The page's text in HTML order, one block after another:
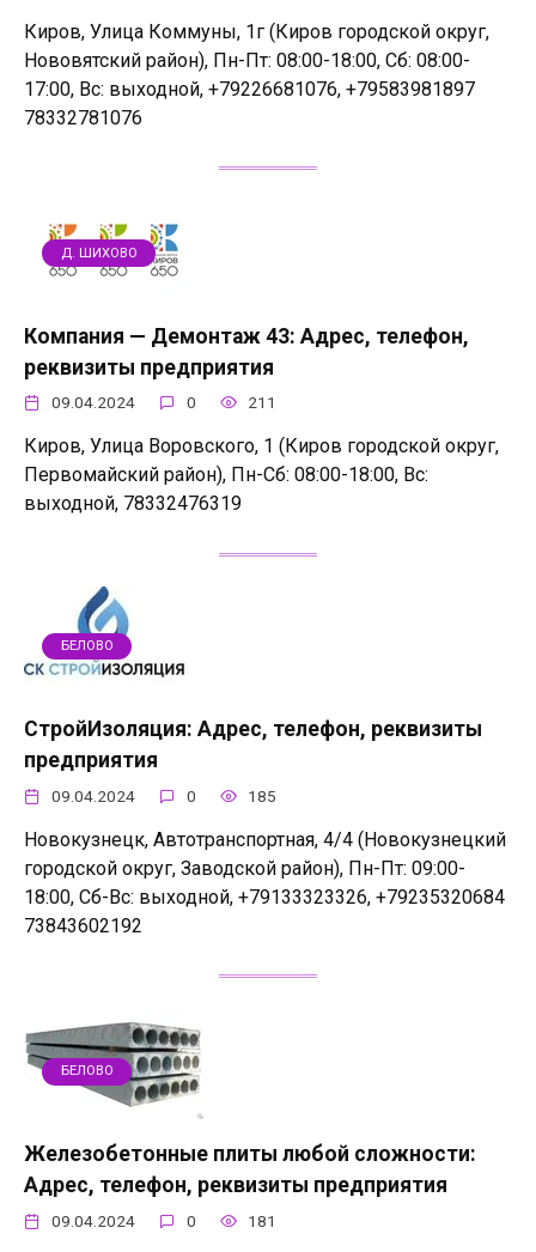
Киров, Улица Коммуны, 1г (Киров городской округ,
Нововятский район), Пн-Пт: 08:00-18:00, Сб: 08:00-
17:00, Вс: выходной, +79226681076, +79583981897
78332781076
Д. ШИХОВО
Компания — Демонтаж 43: Адрес, телефон,
реквизиты предприятия
09.04.2024 0 211
Киров, Улица Воровского, 1 (Киров городской округ,
Первомайский район), Пн-Сб: 08:00-18:00, Вс:
выходной, 78332476319
БЕЛОВО
СтройИзоляция: Адрес, телефон, реквизиты
предприятия
09.04.2024 0 185
Новокузнецк, Автотранспортная, 4/4 (Новокузнецкий
городской округ, Заводской район), Пн-Пт: 09:00-
18:00, Сб-Вс: выходной, +79133323326, +79235320684
73843602192
БЕЛОВО
Железобетонные плиты любой сложности:
Адрес, телефон, реквизиты предприятия
09.04.2024 0 181